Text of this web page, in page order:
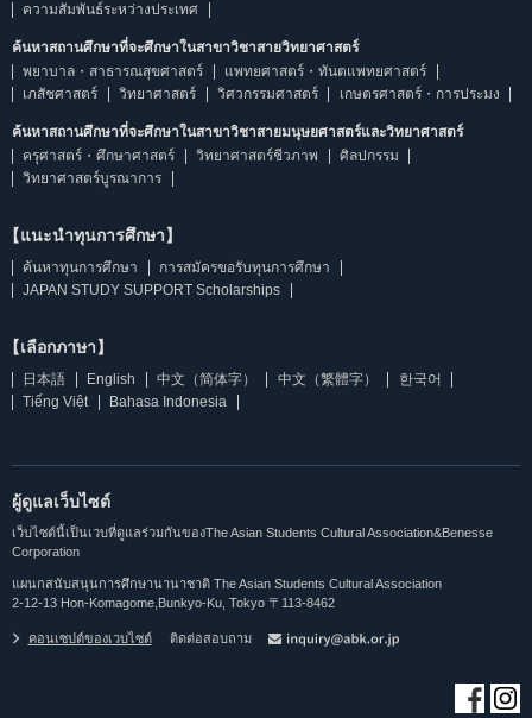
ความสัมพันธ์ระหว่างประเทศ
ค้นหาสถานศึกษาที่จะศึกษาในสาขาวิชาสายวิทยาศาสตร์
พยาบาล・สาธารณสุขศาสตร์
แพทยศาสตร์・ทันตแพทยศาสตร์
เภสัชศาสตร์
วิทยาศาสตร์ วิศวกรรมศาสตร์ เกษตรศาสตร์・การประมง
ค้นหาสถานศึกษาที่จะศึกษาในสาขาวิชาสายมนุษยศาสตร์และวิทยาศาสตร์
ครุศาสตร์・ศึกษาศาสตร์
วิทยาศาสตร์ชีวภาพ
ศิลปกรรม
วิทยาศาสตร์บูรณาการ
【แนะนำทุนการศึกษา】
ค้นหาทุนการศึกษา
การสมัครขอรับทุนการศึกษา
JAPAN STUDY SUPPORT Scholarships
【เลือกภาษา】
日本語 English 中文（简体字） 中文（繁體字）
한국어
Tiếng Việt
Bahasa Indonesia
ผู้ดูแลเว็บไซต์
เว็บไซต์นี้เป็นเวบที่ดูแลร่วมกันของThe Asian Students Cultural Association&Benesse
Corporation
แผนกสนับสนุนการศึกษานานาชาติ The Asian Students Cultural Association
2-12-13 Hon-Komagome,Bunkyo-Ku, Tokyo 〒113-8462
คอนเซปต์ของเวบไซต์ ติดต่อสอบถาม